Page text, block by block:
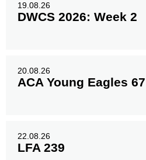
19.08.26
DWCS 2026: Week 2
20.08.26
ACA Young Eagles 67
22.08.26
LFA 239